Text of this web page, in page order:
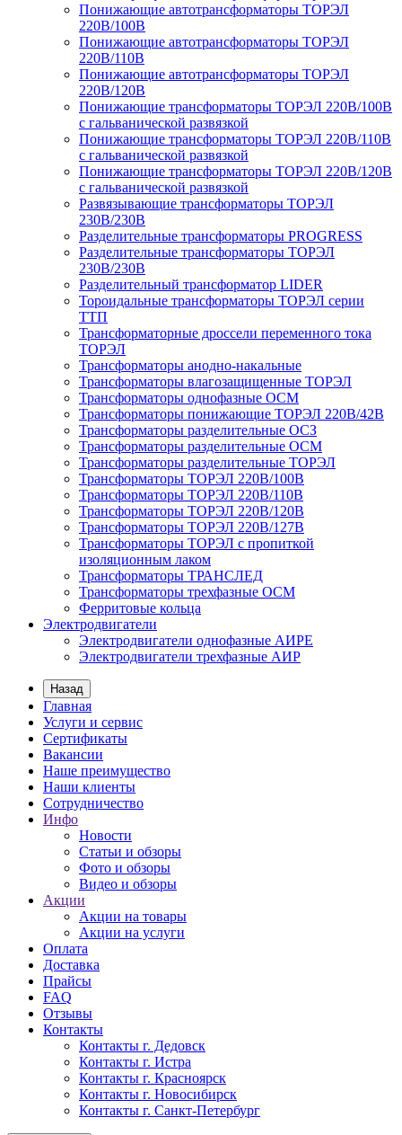
Понижающие автотрансформаторы ТОРЭЛ
220В/100В
Понижающие автотрансформаторы ТОРЭЛ
220В/110В
Понижающие автотрансформаторы ТОРЭЛ
220В/120В
Понижающие трансформаторы ТОРЭЛ 220В/100В
с гальванической развязкой
Понижающие трансформаторы ТОРЭЛ 220В/110В
с гальванической развязкой
Понижающие трансформаторы ТОРЭЛ 220В/120В
с гальванической развязкой
Развязывающие трансформаторы ТОРЭЛ
230В/230В
Разделительные трансформаторы PROGRESS
Разделительные трансформаторы ТОРЭЛ
230В/230В
Разделительный трансформатор LIDER
Тороидальные трансформаторы ТОРЭЛ серии
ТТП
Трансформаторные дроссели переменного тока
ТОРЭЛ
Трансформаторы анодно-накальные
Трансформаторы влагозащищенные ТОРЭЛ
Трансформаторы однофазные ОСМ
Трансформаторы понижающие ТОРЭЛ 220В/42В
Трансформаторы разделительные ОСЗ
Трансформаторы разделительные ОСМ
Трансформаторы разделительные ТОРЭЛ
Трансформаторы ТОРЭЛ 220В/100В
Трансформаторы ТОРЭЛ 220В/110В
Трансформаторы ТОРЭЛ 220В/120В
Трансформаторы ТОРЭЛ 220В/127В
Трансформаторы ТОРЭЛ с пропиткой
изоляционным лаком
Трансформаторы ТРАНСЛЕД
Трансформаторы трехфазные ОСМ
Ферритовые кольца
Электродвигатели
Электродвигатели однофазные АИРЕ
Электродвигатели трехфазные АИР
Назад
Главная
Услуги и сервис
Сертификаты
Вакансии
Наше преимущество
Наши клиенты
Сотрудничество
Инфо
Новости
Статьи и обзоры
Фото и обзоры
Видео и обзоры
Акции
Акции на товары
Акции на услуги
Оплата
Доставка
Прайсы
FAQ
Отзывы
Контакты
Контакты г. Дедовск
Контакты г. Истра
Контакты г. Красноярск
Контакты г. Новосибирск
Контакты г. Санкт-Петербург